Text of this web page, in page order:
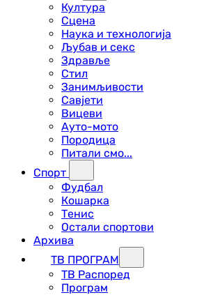
Култура
Сцена
Наука и технологија
Љубав и секс
Здравље
Стил
Занимљивости
Савјети
Вицеви
Ауто-мото
Породица
Питали смо...
Спорт
Фудбал
Кошарка
Тенис
Остали спортови
Архива
ТВ ПРОГРАМ
ТВ Распоред
Програм